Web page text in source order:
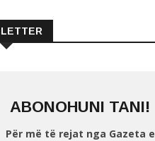
ABONOHUNI TANI!
Për më të rejat nga Gazeta e